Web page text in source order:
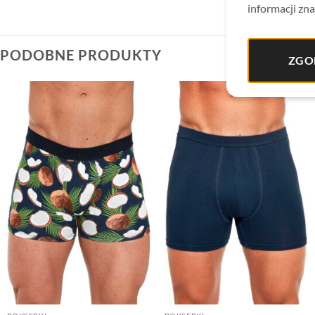
PODOBNE PRODUKTY
informacji